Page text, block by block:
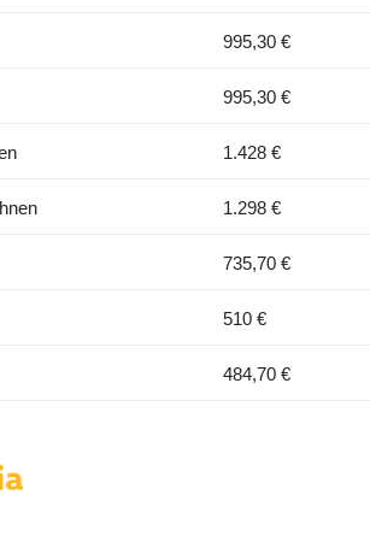
995,30 €
995,30 €
1.428 €
1.298 €
735,70 €
510 €
484,70 €